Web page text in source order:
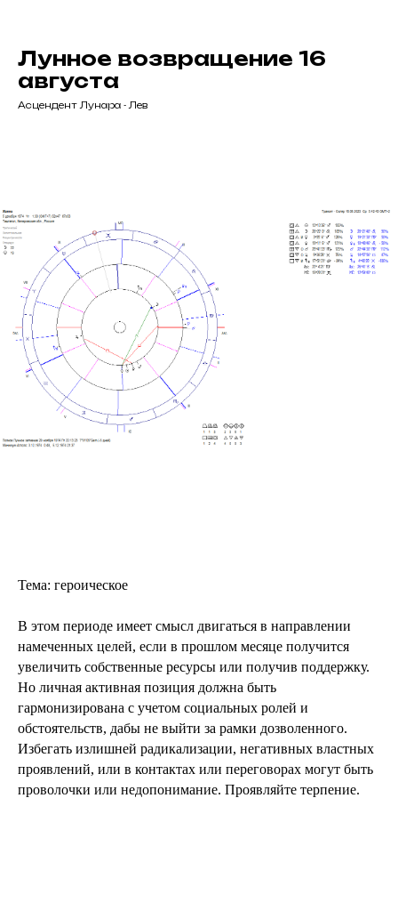
Лунное возвращение 16
августа
Асцендент Лунара - Лев
Тема: героическое
В этом периоде имеет смысл двигаться в направлении
намеченных целей, если в прошлом месяце получится
увеличить собственные ресурсы или получив поддержку.
Но личная активная позиция должна быть
гармонизирована с учетом социальных ролей и
обстоятельств, дабы не выйти за рамки дозволенного.
Избегать излишней радикализации, негативных властных
проявлений, или в контактах или переговорах могут быть
проволочки или недопонимание. Проявляйте терпение.